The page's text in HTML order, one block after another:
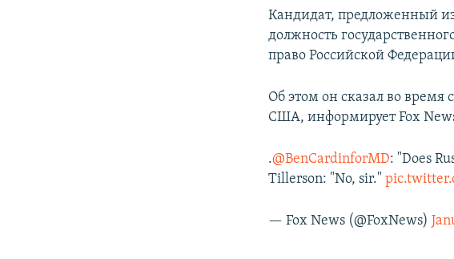
Кандидат, предложенный
должность
право Российской
Об этом он сказал во
США, информирует Fox
.@BenCardinforMD: "Does
Tillerson: "No, sir."
— Fox News (@FoxNews)